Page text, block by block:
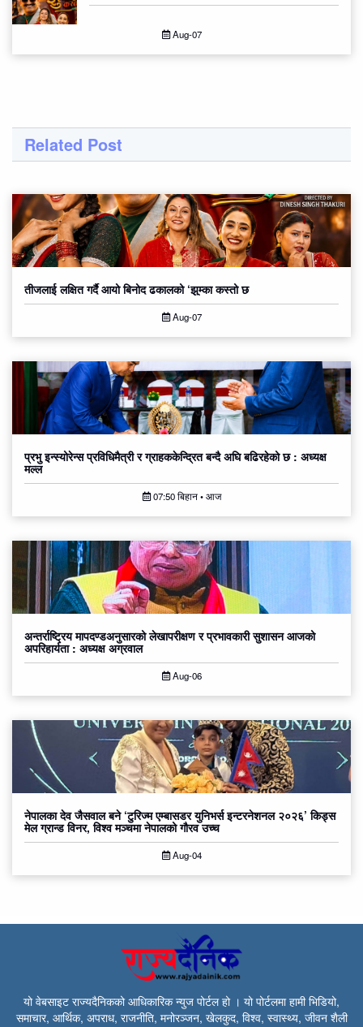
Aug-07
Related Post
तीजलाई लक्षित गर्दै आयो बिनोद ढकालको ‘झुम्का कस्तो छ
Aug-07
प्रभु इन्स्योरेन्स प्रविधिमैत्री र ग्राहककेन्द्रित बन्दै अघि बढिरहेको छ : अध्यक्ष
मल्ल
07:50 बिहान • आज
अन्तर्राष्ट्रिय मापदण्डअनुसारको लेखापरीक्षण र प्रभावकारी सुशासन आजको
अपरिहार्यता : अध्यक्ष अग्रवाल
Aug-06
नेपालका देव जैसवाल बने ‘टुरिज्म एम्बासडर युनिभर्स इन्टरनेशनल २०२६’ किड्स
मेल ग्रान्ड विनर, विश्व मञ्चमा नेपालको गौरव उच्च
Aug-04
यो वेबसाइट राज्यदैनिकको आधिकारिक न्युज पोर्टल हो । यो पोर्टलमा हामी भिडियो,
समाचार, आर्थिक, अपराध, राजनीति, मनोरञ्जन, खेलकुद, विश्व, स्वास्थ्य, जीवन शैली